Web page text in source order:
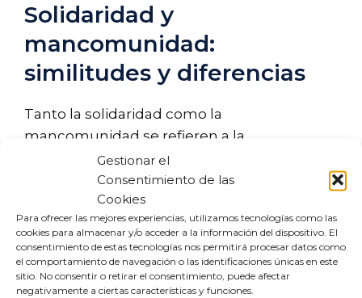
Gestionar el
Consentimiento de las
Cookies
Para ofrecer las mejores experiencias, utilizamos tecnologías como las
cookies para almacenar y/o acceder a la información del dispositivo. El
consentimiento de estas tecnologías nos permitirá procesar datos como
el comportamiento de navegación o las identificaciones únicas en este
sitio. No consentir o retirar el consentimiento, puede afectar
negativamente a ciertas características y funciones.
Solidaridad y
mancomunidad:
similitudes y diferencias
Tanto la solidaridad como la
mancomunidad se refieren a la
participación de múltiples deudores en una
obligación, pero sus características son
diferentes. En la solidaridad, cada deudor
puede ser responsable del total de la
deuda, mientras que en la mancomunidad,
la responsabilidad está definida y limitada.
Comprender estas diferencias es esencial